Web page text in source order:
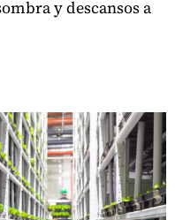
y descansos a